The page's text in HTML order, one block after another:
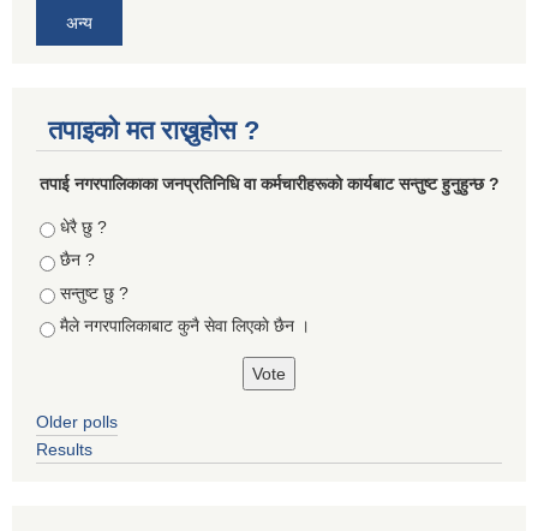
अन्य
तपाइको मत राख्नुहोस ?
तपा‌ई नगरपालिकाका जनप्रतिनिधि वा कर्मचारीहरूकाे कार्यबाट सन्तुष्ट हुनुहुन्छ ?
Choices
धेरै छु ?
छैन ?
सन्तुष्ट छु ?
मैले नगरपालिकाबाट कुनै सेवा लिएकाे छैन ।
Older polls
Results